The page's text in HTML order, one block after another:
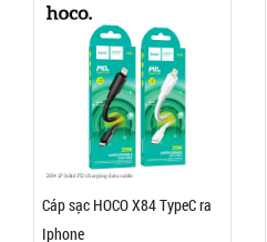
Cáp sạc HOCO X84 TypeC ra
Iphone